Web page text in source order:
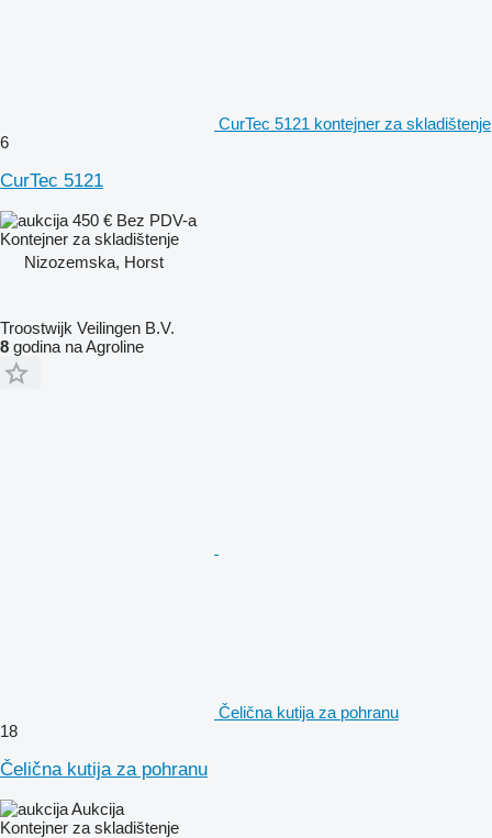
CurTec 5121 kontejner za skladištenje
6
CurTec 5121
450 € Bez PDV-a
Kontejner za skladištenje
Nizozemska, Horst
Troostwijk Veilingen B.V.
8 godina na Agroline
Čelična kutija za pohranu
18
Čelična kutija za pohranu
Aukcija
Kontejner za skladištenje